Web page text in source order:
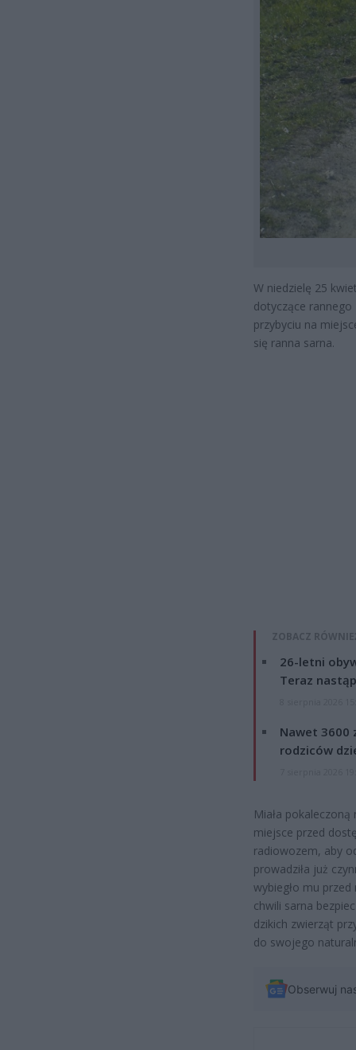
W niedzielę 25
dotyczące rannego
przybyciu na
się ranna sarna.
ZOBACZ
26-letni
Teraz
Nawet 3600
rodziców
Miała
miejsce przed
radiowozem, aby
prowadziła już
wybiegło mu
chwili sarna
dzikich zwierząt
do swojego
Obserwuj